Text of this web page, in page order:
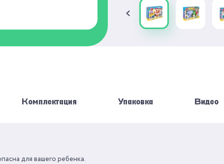
Комплектация Упаковка Видео
для вашего ребенка.